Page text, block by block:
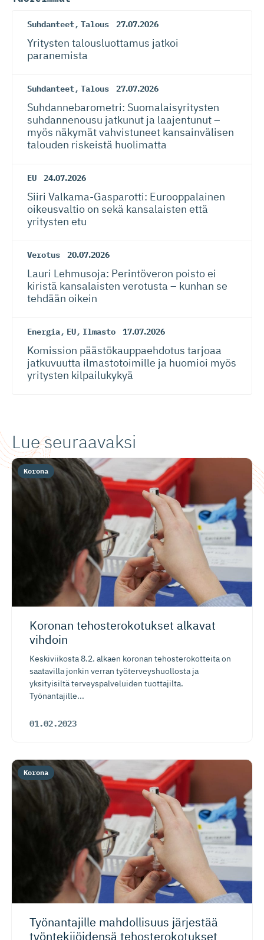
Suhdanteet, Talous 27.07.2026
Yritysten talousluottamus jatkoi
paranemista
Suhdanteet, Talous 27.07.2026
Suhdanneba­ro­metri: Suomalaisy­ri­tysten
suhdannenousu jatkunut ja laajentunut –
myös näkymät vahvistuneet kansainvälisen
talouden riskeistä huolimatta
EU 24.07.2026
Siiri Valkama-Gas­pa­rotti: Eurooppalainen
oikeusvaltio on sekä kansalaisten että
yritysten etu
Verotus 20.07.2026
Lauri Lehmusoja: Perintöveron poisto ei
kiristä kansalaisten verotusta – kunhan se
tehdään oikein
Energia, EU, Ilmasto 17.07.2026
Komission päästökaup­paehdotus tarjoaa
jatkuvuutta ilmastotoimille ja huomioi myös
yritysten kilpailukykyä
Lue seuraavaksi
Koronan tehostero­ko­tukset alkavat
vihdoin
Keskiviikosta 8.2. alkaen koronan tehosterokotteita on
saatavilla jonkin verran työterveyshuollosta ja
yksityisiltä terveyspalveluiden tuottajilta.
Työnantajille...
01.02.2023
Korona
Työnantajille mahdollisuus järjestää
työntekijöidensä tehostero­ko­tukset
Korona